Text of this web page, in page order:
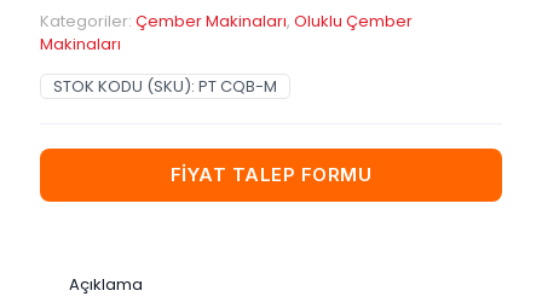
Kategoriler: Çember Makinaları, Oluklu Çember
Makinaları
STOK KODU (SKU): PT CQB-M
FİYAT TALEP FORMU
Açıklama